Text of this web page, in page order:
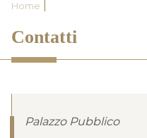
Home
Contatti
Palazzo Pubblico